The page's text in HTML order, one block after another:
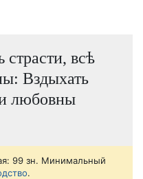
страсти, всѣ
Вздыхать
любовны
99 зн. Минимальный
.